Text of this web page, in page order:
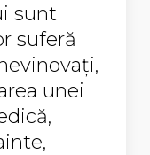
sunt
suferă
unei